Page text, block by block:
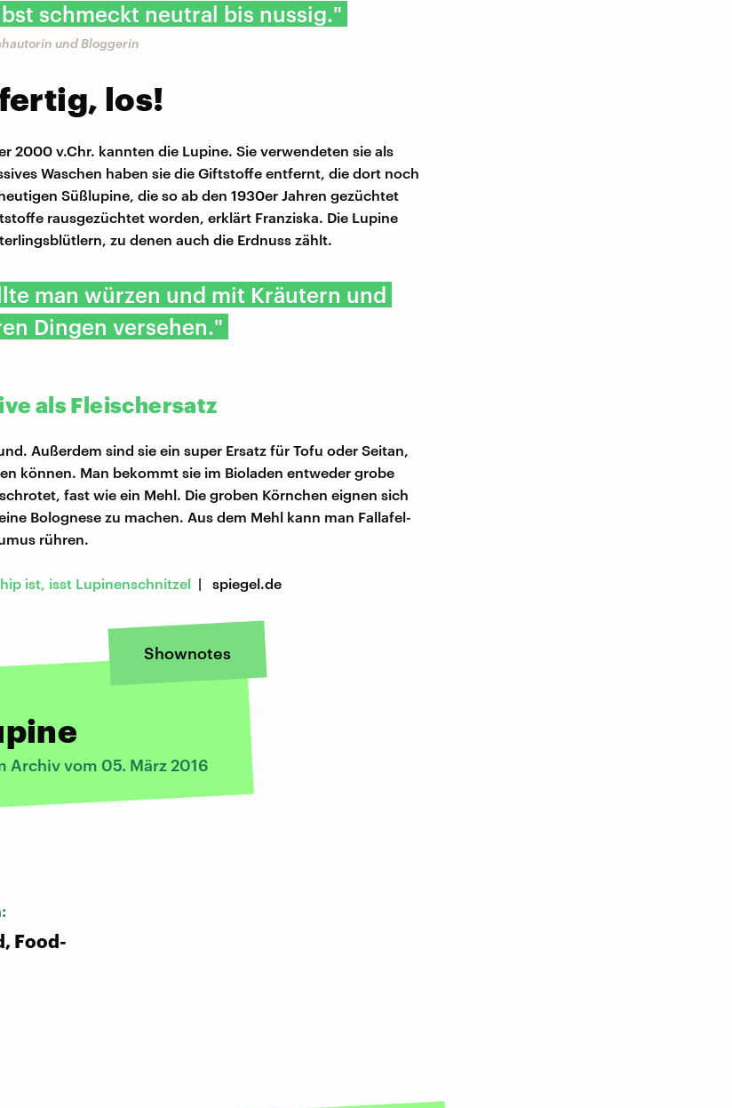
schmeckt neutral bis nussig."
und Bloggerin
los!
2000 v.Chr. kannten die Lupine. Sie verwendeten sie als
Waschen haben sie die Giftstoffe entfernt, die dort noch
Süßlupine, die so ab den 1930er Jahren gezüchtet
rausgezüchtet worden, erklärt Franziska. Die Lupine
zu denen auch die Erdnuss zählt.
man würzen und mit Kräutern und
Dingen versehen."
als Fleischersatz
Außerdem sind sie ein super Ersatz für Tofu oder Seitan,
können. Man bekommt sie im Bioladen entweder grobe
fast wie ein Mehl. Die groben Körnchen eignen sich
Bolognese zu machen. Aus dem Mehl kann man Fallafel-
rühren.
ist, isst Lupinenschnitzel | spiegel.de
Shownotes
Archiv vom 05. März 2016
Food-